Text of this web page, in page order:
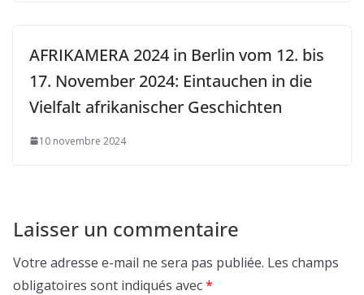
AFRIKAMERA 2024 in Berlin vom 12. bis
17. November 2024: Eintauchen in die
Vielfalt afrikanischer Geschichten
10 novembre 2024
Laisser un commentaire
Votre adresse e-mail ne sera pas publiée. Les champs
obligatoires sont indiqués avec*